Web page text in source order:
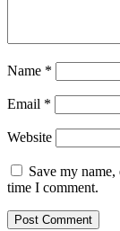
Name *
Email *
Website
Save my
time I comment.